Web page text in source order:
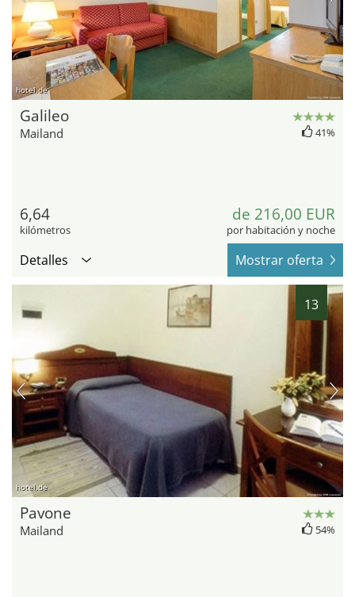
hotel.de
Galileo
Mailand 41%
6,64
kilómetros
de 216,00 EUR
por habitación y noche
Detalles Mostrar oferta
13
hotel.de
Pavone
Mailand 54%